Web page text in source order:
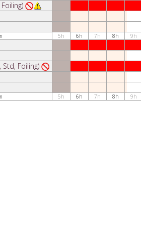
5h 6h 7h 8h 9h
Std, Foiling)
5h 6h 7h 8h 9h